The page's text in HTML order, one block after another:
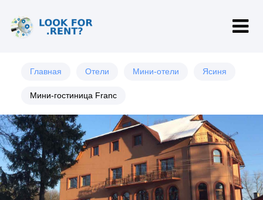
Главная Отели Мини-отели Ясиня
Мини-гостиница Franc